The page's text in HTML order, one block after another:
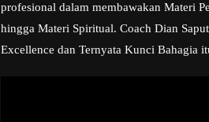
profesional dalam membawakan Materi
hingga Materi Spiritual. Coach Dian
Excellence dan Ternyata Kunci Bahagia